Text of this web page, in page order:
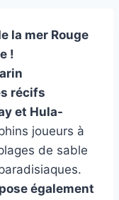
la mer Rouge
!
récifs
et Hula-
joueurs à
de sable
également